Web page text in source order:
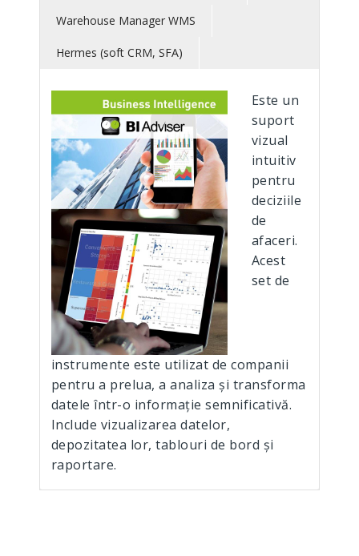
Warehouse Manager WMS
Hermes (soft CRM, SFA)
Este un
suport
vizual
intuitiv
pentru
deciziile
de
afaceri.
Acest
set de
instrumente este utilizat de companii
pentru a prelua, a analiza și transforma
datele într-o informație semnificativă.
Include vizualizarea datelor,
depozitatea lor, tablouri de bord și
raportare.